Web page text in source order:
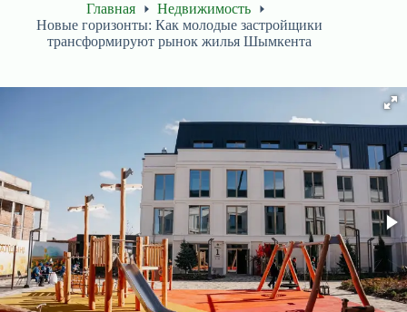
Главная
Недвижимость
Новые горизонты: Как молодые застройщики
трансформируют рынок жилья Шымкента